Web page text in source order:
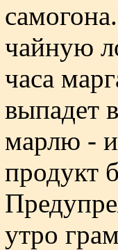
чайную
часа
выпадет
марлю -
продукт
утро